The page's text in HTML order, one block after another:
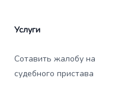
Услуги
Сотавить жалобу на
судебного пристава